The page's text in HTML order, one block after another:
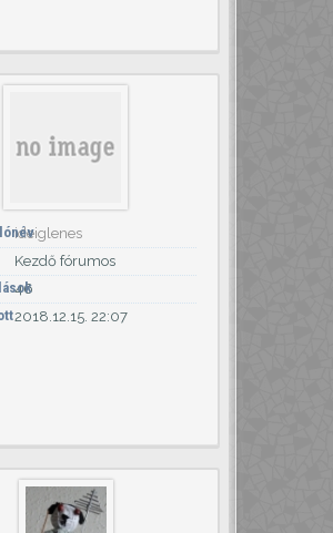
ideiglenes
Kezdő fórumos
46
2018.12.15. 22:07